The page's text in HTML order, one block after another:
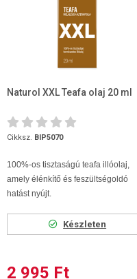
Naturol XXL Teafa olaj 20 ml
Cikksz. BIP5070
100%-os tisztaságú teafa illóolaj,
amely élénkítő és feszültségoldó
hatást nyújt.
Készleten
2 995 Ft